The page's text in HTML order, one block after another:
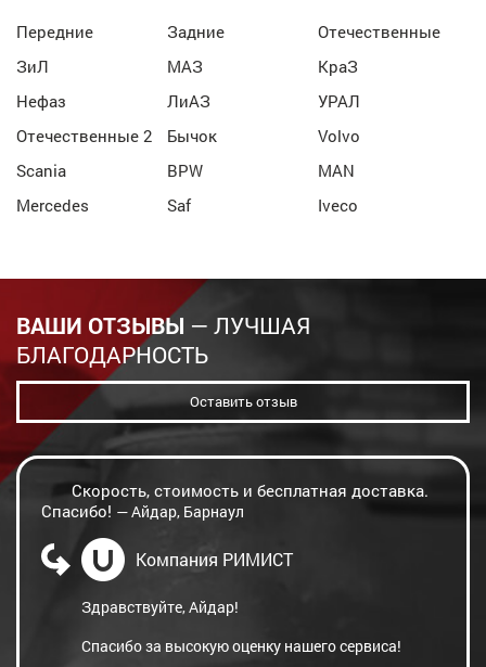
Передние Задние
Отечественные
ЗиЛ
МАЗ
КраЗ
Нефаз
ЛиАЗ
УРАЛ
Отечественные 2
Бычок
Volvo
Scania
BPW
MAN
Mercedes
Saf Iveco
ВАШИ ОТЗЫВЫ — ЛУЧШАЯ
БЛАГОДАРНОСТЬ
Оставить отзыв
Скорость, стоимость и бесплатная доставка.
Спасибо! — Айдар, Барнаул
Компания РИМИСТ
Здравствуйте, Айдар!
Спасибо за высокую оценку нашего сервиса!